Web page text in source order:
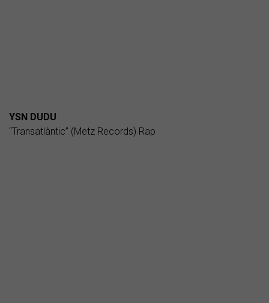
YSN DUDU
“Transatlàntic” (Metz Records) Rap